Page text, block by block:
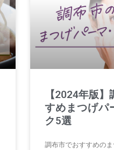
【2024年版
すめまつげパ
ク5選
調布市でおすすめの